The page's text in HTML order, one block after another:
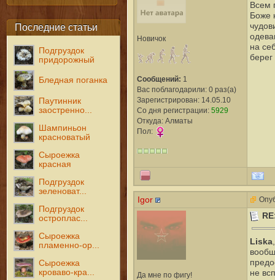
Последние статьи
Подгруздок
придорожный
Бледная поганка
Паутинник
заостренно...
Шампиньон
красноватый
Сыроежка
красная
Подгруздок
зеленоват...
Подгруздок
остроплас...
Сыроежка
пламенно-ор...
Сыроежка
кроваво-кра...
Новичок
Сообщений: 1
Вас поблагодарили: 0 раз(а)
Зарегистрирован: 14.05.10
Со дня регистрации: 5929
Откуда: Алматы
Пол:
Всем
Боже
на
Igor
Да мне по фигу!
Liska
не